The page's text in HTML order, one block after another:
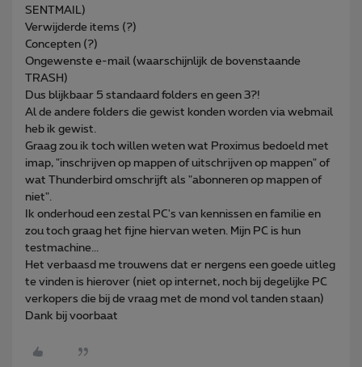
SENTMAIL)
Verwijderde items (?)
Concepten (?)
Ongewenste e-mail (waarschijnlijk de bovenstaande
TRASH)
Dus blijkbaar 5 standaard folders en geen 3?!
Al de andere folders die gewist konden worden via webmail
heb ik gewist.
Graag zou ik toch willen weten wat Proximus bedoeld met
imap, "inschrijven op mappen of uitschrijven op mappen" of
wat Thunderbird omschrijft als "abonneren op mappen of
niet".
Ik onderhoud een zestal PC's van kennissen en familie en
zou toch graag het fijne hiervan weten. Mijn PC is hun
testmachine...
Het verbaasd me trouwens dat er nergens een goede uitleg
te vinden is hierover (niet op internet, noch bij degelijke PC
verkopers die bij de vraag met de mond vol tanden staan)
Dank bij voorbaat